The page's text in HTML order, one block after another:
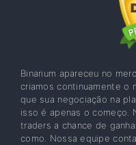
Binarium apareceu no
criamos continuamente o
que sua negociação na
isso é apenas o começo.
traders a chance de
como. Nossa equipe